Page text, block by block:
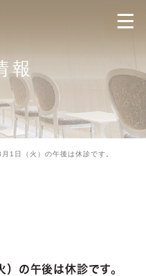
報
1日（火）の午後は休診です。
の午後は休診です。